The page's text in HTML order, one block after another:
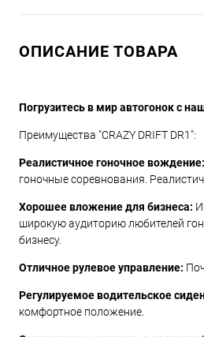
ОПИСАНИЕ ТОВАРА
Погрузитесь в мир автогонок с
Преимущества "CRAZY DRIFT DR1":
Реалистичное гоночное вождение:
гоночные соревнования.
Хорошее вложение для бизнеса:
широкую аудиторию любителей
бизнесу.
Отличное рулевое управление:
Регулируемое водительское
комфортное положение.